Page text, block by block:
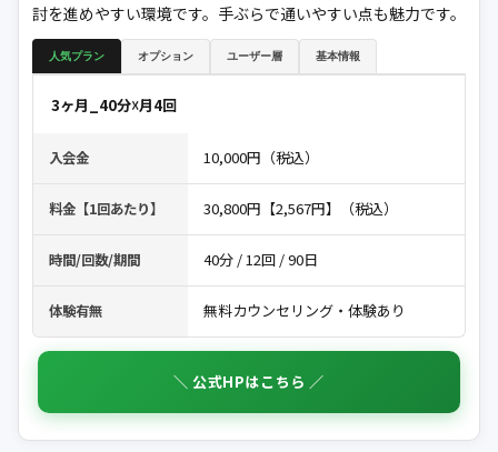
討を進めやすい環境です。手ぶらで通いやすい点も魅力です。
人気プラン オプション ユーザー層 基本情報
3ヶ月_40分☓月4回
入会金 10,000円（税込）
料金【1回あたり】 30,800円【2,567円】（税込）
時間/回数/期間 40分 / 12回 / 90日
体験有無 無料カウンセリング・体験あり
＼ 公式HPはこちら ／